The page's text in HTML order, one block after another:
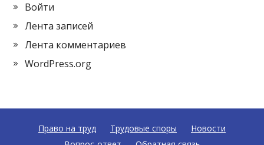
Войти
Лента записей
Лента комментариев
WordPress.org
Право на труд Трудовые споры
Новости